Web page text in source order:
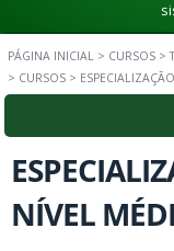
PÁGINA INICIAL > CURSOS >
> CURSOS >
NÍVEL